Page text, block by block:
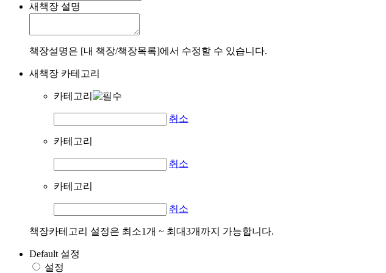
새책장 설명
책장설명은 [내 책장/책장목록]에서 수정할 수 있습니다.
새책장 카테고리
카테고리
취소
카테고리
취소
카테고리
취소
책장카테고리 설정은 최소1개 ~ 최대3개까지 가능합니다.
Default 설정
설정